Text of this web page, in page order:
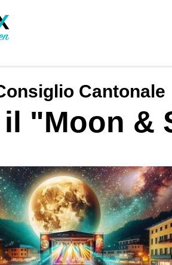
Cantonale
"Moon &